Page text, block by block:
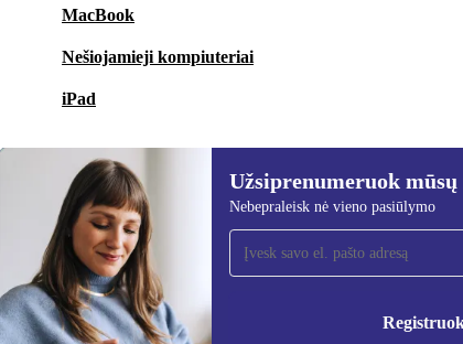
MacBook
Nešiojamieji kompiuteriai
iPad
Užsiprenumeruok
Nebepraleisk nė vieno pasiūlymo
Užsiprenumeruok mūsų
naujienlaiškį!
Nebepraleisk nė vieno pasiūlymo.